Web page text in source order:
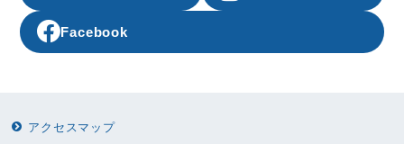
Facebook
アクセスマップ